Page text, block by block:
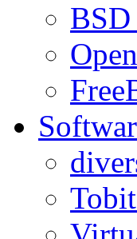
BSD